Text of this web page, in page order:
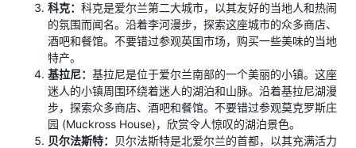
科克： 科克是爱尔兰第二大城市，以其友好的当地人和热闹
的氛围而闻名。沿着李河漫步，探索这座城市的众多商店、
酒吧和餐馆。不要错过参观英国市场，购买一些美味的当地
特产。
基拉尼： 基拉尼是位于爱尔兰南部的一个美丽的小镇。这座
迷人的小镇周围环绕着迷人的湖泊和山脉。沿着基拉尼湖漫
步，探索众多商店、酒吧和餐馆。不要错过参观莫克罗斯庄
园 (Muckross House)，欣赏令人惊叹的湖泊景色。
贝尔法斯特：
贝尔法斯特是北爱尔兰的首都，以其充满活力